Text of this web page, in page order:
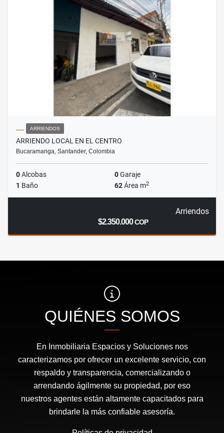
ARRIENDOS
ARRIENDO LOCAL EN EL CENTRO
Bucaramanga, Santander, Colombia
0Alcobas 0Garaje
1 Baño 62Área m2
Arriendos
$2.350.000COP
QUIÉNES SOMOS
En Inmobiliaria Espacios y Soluciones nos
caracterizamos por ofrecer un excelente servicio, con
respaldo y transparencia, comercializando o
arrendando ágilmente su propiedad, por eso
nuestros agentes están altamente capacitados para
brindarle la más confiable asesoría.